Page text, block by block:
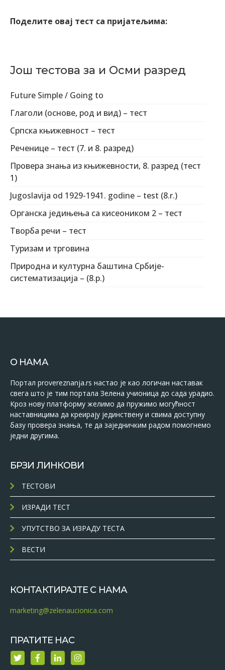
Поделите овај тест са пријатељима:
Још тестова за и Осми разред
Future Simple / Going to
Глаголи (основе, род и вид) – тест
Српска књижевност – тест
Реченице – тест (7. и 8. разред)
Провера знања из књижевности, 8. разред (тест
1)
Jugoslavija od 1929-1941. godine – test (8.r.)
Органска једињења са кисеоником 2 – тест
Творба речи – тест
Туризам и трговина
Природна и културна баштина Србије-
систематизација – (8.р.)
О НАМА
Портал provereznanja.rs настао је као логичан наставак
свега што је тим портала Зелена учионица до сада урадио.
Кроз нову платформу желимо да пружимо могућност
наставницима да креирају јединствену и свима доступну
базу провера знања, те да заједничким радом помогнемо
једни другима.
БРЗИ ЛИНКОВИ
ТЕСТОВИ
ИЗРАДИ ТЕСТ
УПУТСТВО ЗА ИЗРАДУ ТЕСТА
ВЕСТИ
КОНТАКТИРАЈТЕ С НАМА
marketing@zelenaucionica.com
ПРАТИТЕ НАС